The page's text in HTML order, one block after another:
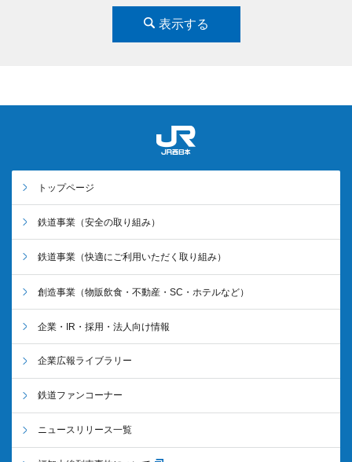
表示する
トップページ
鉄道事業 （安全の取り組み）
鉄道事業 （快適にご利用いただく取り組み）
創造事業 （物販飲食・不動産・SC・ホテルなど）
企業・IR・採用・法人向け情報
企業広報ライブラリー
鉄道ファンコーナー
ニュースリリース一覧